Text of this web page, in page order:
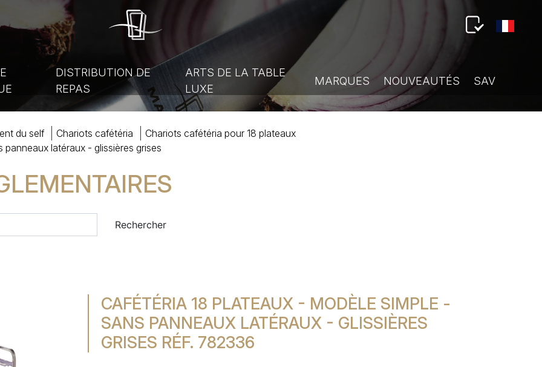
DISTRIBUTION DE
REPAS
ARTS DE LA TABLE
LUXE
MARQUES NOUVEAUTÉS SAV
du self chariots cafétéria chariots cafétéria pour 18 plateaux
panneaux latéraux - glissières grises
Rechercher
CAFÉTÉRIA 18 PLATEAUX - MODÈLE SIMPLE -
SANS PANNEAUX LATÉRAUX - GLISSIÈRES
GRISES RÉF. 782336